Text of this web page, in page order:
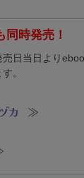
同時発売！
売日当日より
。